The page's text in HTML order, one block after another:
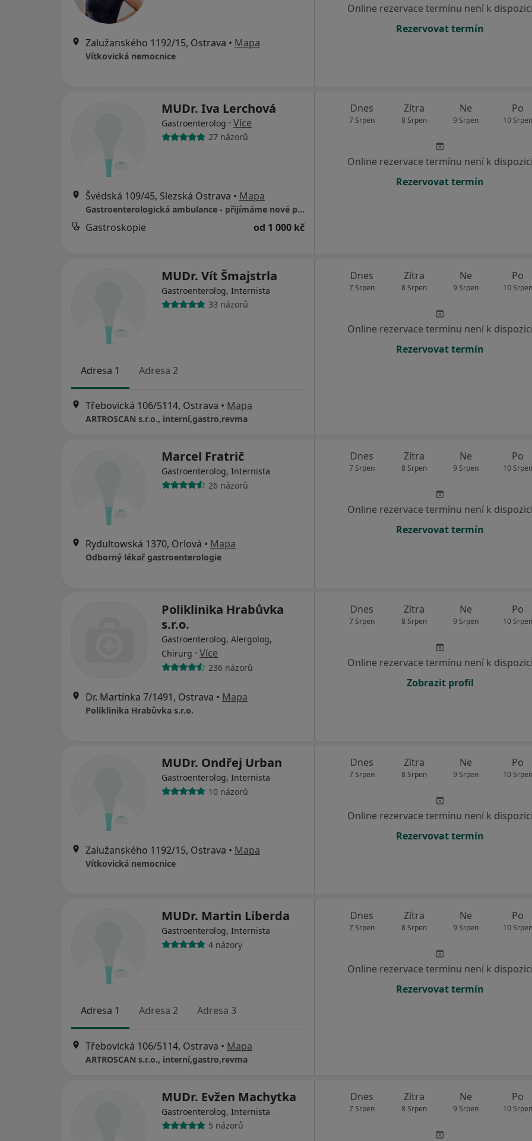
Zalužanského 1192/15, Ostrava • Mapa
Vítkovická nemocnice
Online rezervace termínu není k dispozici
Rezervovat termín
MUDr. Iva Lerchová
Gastroenterolog · Více
27 názorů
Švédská 109/45, Slezská Ostrava • Mapa
Gastroenterologická ambulance - přijímáme nové pacienty
Gastroskopie od 1 000 kč
Dnes
7 Srpen
Zítra
8 Srpen
Ne
9 Srpen
Po
10 Srpen
Online rezervace termínu není k dispozici
Rezervovat termín
MUDr. Vít Šmajstrla
Gastroenterolog, Internista
33 názorů
Adresa 1 Adresa 2
Třebovická 106/5114, Ostrava • Mapa
ARTROSCAN s.r.o., interní,gastro,revma
Dnes
7 Srpen
Zítra
8 Srpen
Ne
9 Srpen
Po
10 Srpen
Online rezervace termínu není k dispozici
Rezervovat termín
Marcel Fratrič
Gastroenterolog, Internista
26 názorů
Rydultowská 1370, Orlová • Mapa
Odborný lékař gastroenterologie
Dnes
7 Srpen
Zítra
8 Srpen
Ne
9 Srpen
Po
10 Srpen
Online rezervace termínu není k dispozici
Rezervovat termín
Poliklinika Hrabůvka
s.r.o.
Gastroenterolog, Alergolog,
Chirurg · Více
236 názorů
Dr. Martínka 7/1491, Ostrava • Mapa
Poliklinika Hrabůvka s.r.o.
Dnes
7 Srpen
Zítra
8 Srpen
Ne
9 Srpen
Po
10 Srpen
Online rezervace termínu není k dispozici
Zobrazit profil
MUDr. Ondřej Urban
Gastroenterolog, Internista
10 názorů
Zalužanského 1192/15, Ostrava • Mapa
Vítkovická nemocnice
Dnes
7 Srpen
Zítra
8 Srpen
Ne
9 Srpen
Po
10 Srpen
Online rezervace termínu není k dispozici
Rezervovat termín
MUDr. Martin Liberda
Gastroenterolog, Internista
4 názory
Adresa 1 Adresa 2 Adresa 3
Třebovická 106/5114, Ostrava • Mapa
ARTROSCAN s.r.o., interní,gastro,revma
Dnes
7 Srpen
Zítra
8 Srpen
Ne
9 Srpen
Po
10 Srpen
Online rezervace termínu není k dispozici
Rezervovat termín
MUDr. Evžen Machytka
Gastroenterolog, Internista
5 názorů
Dnes
7 Srpen
Zítra
8 Srpen
Ne
9 Srpen
Po
10 Srpen